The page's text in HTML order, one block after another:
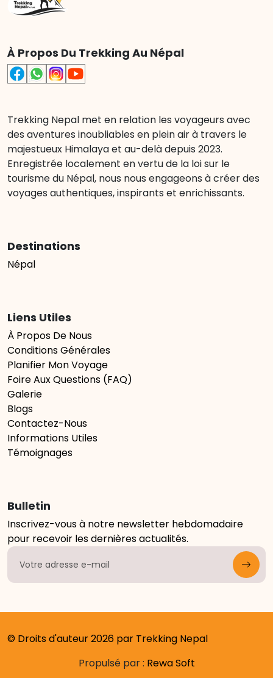
À Propos Du Trekking Au Népal
Trekking Nepal met en relation les voyageurs avec
des aventures inoubliables en plein air à travers le
majestueux Himalaya et au-delà depuis 2023.
Enregistrée localement en vertu de la loi sur le
tourisme du Népal, nous nous engageons à créer des
voyages authentiques, inspirants et enrichissants.
Destinations
Népal
Liens Utiles
À Propos De Nous
Conditions Générales
Planifier Mon Voyage
Foire Aux Questions (FAQ)
Galerie
Blogs
Contactez-Nous
Informations Utiles
Témoignages
Bulletin
Inscrivez-vous à notre newsletter hebdomadaire
pour recevoir les dernières actualités.
© Droits d'auteur 2026 par Trekking Nepal
Propulsé par : Rewa Soft